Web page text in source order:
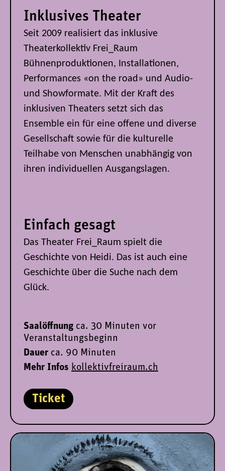
Inklusives Theater
Seit 2009 realisiert das inklusive
Theaterkollektiv Frei_Raum
Bühnenproduktionen, Installationen,
Performances «on the road» und Audio-
und Showformate. Mit der Kraft des
inklusiven Theaters setzt sich das
Ensemble ein für eine offene und diverse
Gesellschaft sowie für die kulturelle
Teilhabe von Menschen unabhängig von
ihren individuellen Ausgangslagen.
Einfach gesagt
Das Theater Frei_Raum spielt die
Geschichte von Heidi. Das ist auch eine
Geschichte über die Suche nach dem
Glück.
Saalöffnung ca. 30 Minuten vor
Veranstaltungsbeginn
Dauer ca. 90 Minuten
Mehr Infos kollektivfreiraum.ch
Ticket